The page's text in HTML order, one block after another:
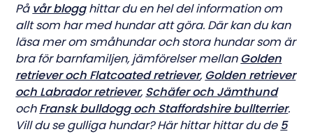
På vår blogghittar du en hel del information om
allt som har med hundar att göra. Där kan du kan
läsa mer om småhundar och stora hundar som är
bra för barnfamiljen, jämförelser mellanGolden
retriever och Flatcoated retriever, Golden retriever
och Labrador retriever, Schäfer och Jämthund
ochFransk bulldogg och Staffordshire bullterrier.
Vill du se gulliga hundar? Här hittar hittar du de 5